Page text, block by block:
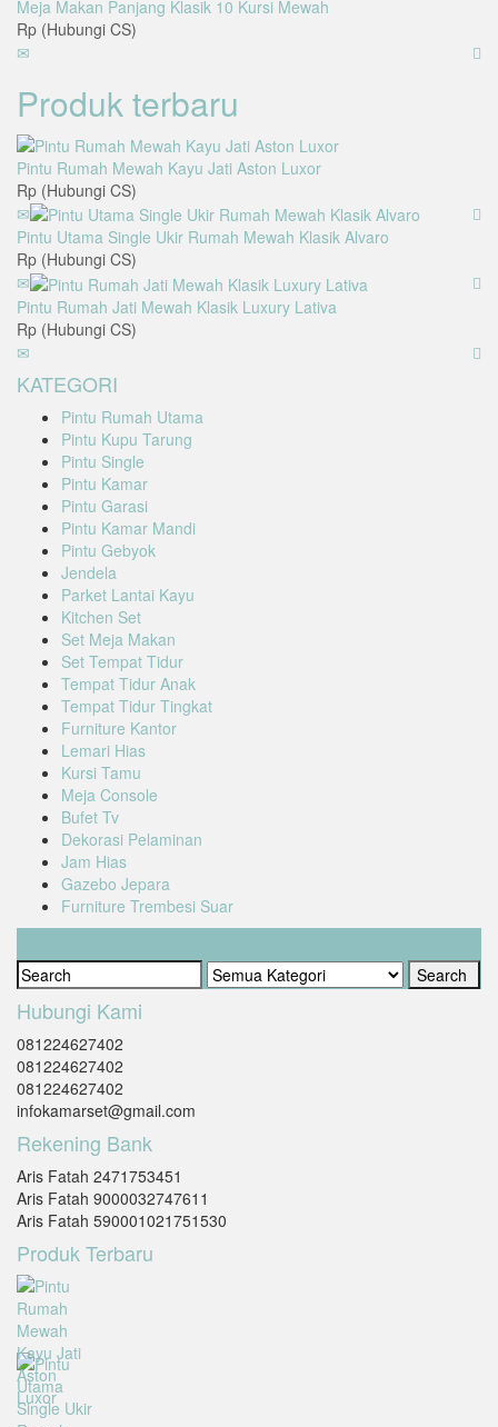
Meja Makan Panjang Klasik 10 Kursi Mewah
Rp (Hubungi CS)
Produk terbaru
Pintu Rumah Mewah Kayu Jati Aston Luxor
Rp (Hubungi CS)
Pintu Utama Single Ukir Rumah Mewah Klasik Alvaro
Rp (Hubungi CS)
Pintu Rumah Jati Mewah Klasik Luxury Lativa
Rp (Hubungi CS)
KATEGORI
Pintu Rumah Utama
Pintu Kupu Tarung
Pintu Single
Pintu Kamar
Pintu Garasi
Pintu Kamar Mandi
Pintu Gebyok
Jendela
Parket Lantai Kayu
Kitchen Set
Set Meja Makan
Set Tempat Tidur
Tempat Tidur Anak
Tempat Tidur Tingkat
Furniture Kantor
Lemari Hias
Kursi Tamu
Meja Console
Bufet Tv
Dekorasi Pelaminan
Jam Hias
Gazebo Jepara
Furniture Trembesi Suar
Cari Produk
Hubungi Kami
081224627402
081224627402
081224627402
infokamarset@gmail.com
Rekening Bank
Aris Fatah 2471753451
Aris Fatah 9000032747611
Aris Fatah 590001021751530
Produk Terbaru